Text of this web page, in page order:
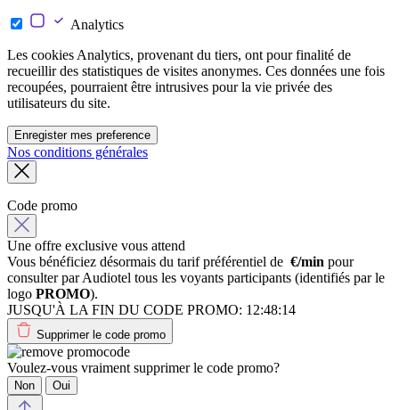
Analytics
Les cookies Analytics, provenant du tiers, ont pour finalité de
recueillir des statistiques de visites anonymes. Ces données une fois
recoupées, pourraient être intrusives pour la vie privée des
utilisateurs du site.
Enregister mes preference
Nos conditions générales
Code promo
Une offre exclusive vous attend
Vous bénéficiez désormais du tarif préférentiel de €/min pour
consulter par Audiotel tous les voyants participants (identifiés par le
logo PROMO).
JUSQU'À LA FIN DU CODE PROMO: 12:48:14
Supprimer le code promo
Voulez-vous vraiment supprimer le code promo?
Non Oui